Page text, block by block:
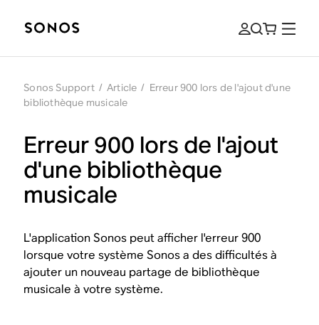
Sonos Support / Article / Erreur 900 lors de l'ajout d'une
bibliothèque musicale
Erreur 900 lors de l'ajout
d'une bibliothèque
musicale
L'application Sonos peut afficher l'erreur 900
lorsque votre système Sonos a des difficultés à
ajouter un nouveau partage de bibliothèque
musicale à votre système.